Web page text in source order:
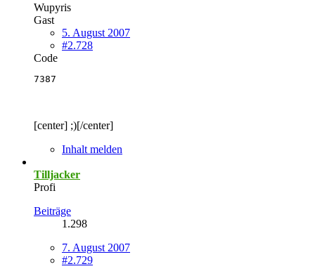
Wupyris
Gast
5. August 2007
#2.728
Code
7387
[center] ;)[/center]
Inhalt melden
Tilljacker
Profi
Beiträge
1.298
7. August 2007
#2.729